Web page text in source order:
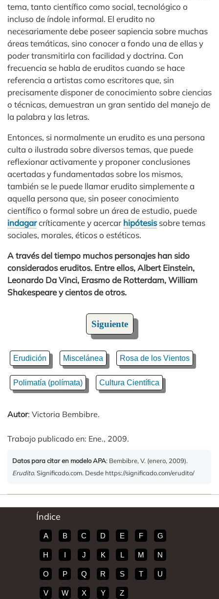
tema, tanto científico como social, tecnológico o
incluso de índole informal. El erudito no
necesariamente debe poseer sapiencia sobre muchas
áreas temáticas, sino conocer a fondo una de ellas y
poder transmitirla con facilidad y doctrina. Con
frecuencia se habla de eruditos cuando se hace
referencia a artistas como escritores que, sin
precisamente disponer de conocimiento sobre ciencias
o técnicas, demuestran un gran sentido del manejo de
la palabra y las letras.
Entonces, si normalmente un erudito es una persona
culta o ilustrada sobre diversos temas, que puede
reflexionar activamente y proponer conclusiones
acertadas y fundamentadas sobre los mismos,
también se le puede llamar erudito simplemente a
aquella persona que, sin poseer conocimiento
científico o formal sobre un área de estudio, puede
indagarcríticamente y acercar hipótesissobre temas
sociales, morales, éticos o estéticos.
A través del tiempo muchos personajes han sido
considerados eruditos. Entre ellos, Albert Einstein,
Leonardo Da Vinci, Erasmo de Rotterdam, William
Shakespeare y cientos de otros.
Siguiente
Erudición Miscelánea Rosa de los Vientos
Polimatía (polímata) Cultura Científica
Autor: Victoria Bembibre.
Trabajo publicado en: Ene., 2009.
Datos para citar en modelo APA: Bembibre, V. (enero, 2009).
Erudito. Significado.com. Desde https://significado.com/erudito/
Índice
A B C D E F G
H I J K L M N
O P Q R S T U
V W X Y Z